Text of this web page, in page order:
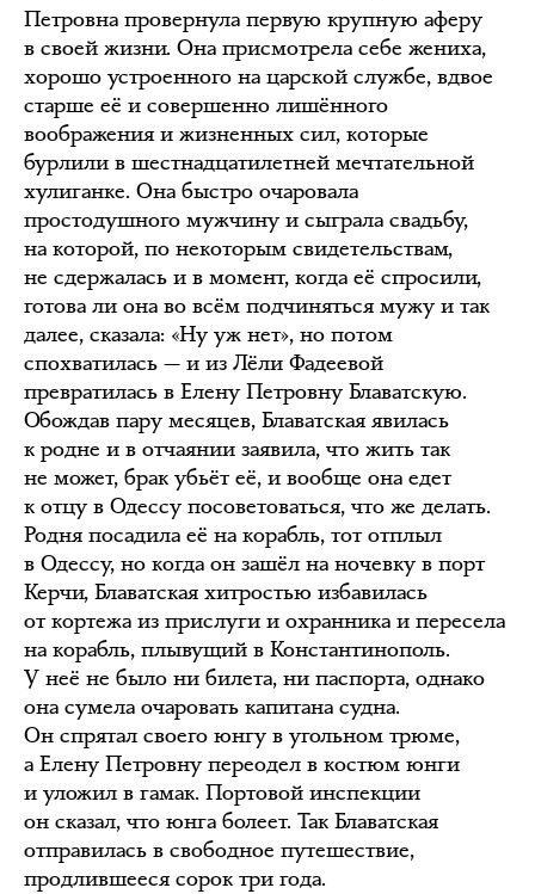
Петровна провернула первую крупную аферу
в своей жизни. Она присмотрела себе жениха,
хорошо устроенного на царской службе, вдвое
старше её и совершенно лишённого
воображения и жизненных сил, которые
бурлили в шестнадцатилетней мечтательной
хулиганке. Она быстро очаровала
простодушного мужчину и сыграла свадьбу,
на которой, по некоторым свидетельствам,
не сдержалась и в момент, когда её спросили,
готова ли она во всём подчиняться мужу и так
далее, сказала: «Ну уж нет», но потом
спохватилась — и из Лёли Фадеевой
превратилась в Елену Петровну Блаватскую.
Обождав пару месяцев, Блаватская явилась
к родне и в отчаянии заявила, что жить так
не может, брак убьёт её, и вообще она едет
к отцу в Одессу посоветоваться, что же делать.
Родня посадила её на корабль, тот отплыл
в Одессу, но когда он зашёл на ночевку в порт
Керчи, Блаватская хитростью избавилась
от кортежа из прислуги и охранника и пересела
на корабль, плывущий в Константинополь.
У неё не было ни билета, ни паспорта, однако
она сумела очаровать капитана судна.
Он спрятал своего юнгу в угольном трюме,
а Елену Петровну переодел в костюм юнги
и уложил в гамак. Портовой инспекции
он сказал, что юнга болеет. Так Блаватская
отправилась в свободное путешествие,
продлившееся сорок три года.